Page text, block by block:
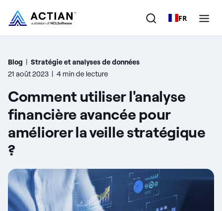
FR
Produits
Clients
Entreprise
Ressources
Blog | Stratégie et analyses de données
21 août 2023 | 4 min de lecture
Comment utiliser l'analyse
financière avancée pour
améliorer la veille stratégique
?